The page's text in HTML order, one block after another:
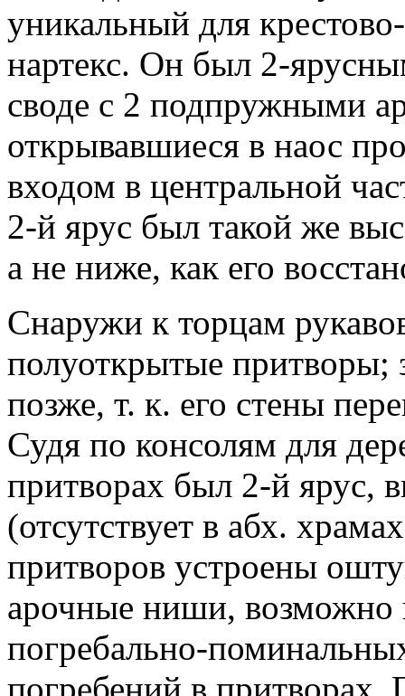
уникальный для
нартекс. Он был 2-
своде с 2 подпружными
открывавшиеся в наос
входом в центральной
2-й ярус был такой же
а не ниже, как его
Снаружи к торцам
полуоткрытые притворы;
позже, т. к. его стены
Судя по консолям для
притворах был 2-й ярус,
(отсутствует в абх.
притворов устроены
арочные ниши, возможно
погребально-
погребений в притворах.